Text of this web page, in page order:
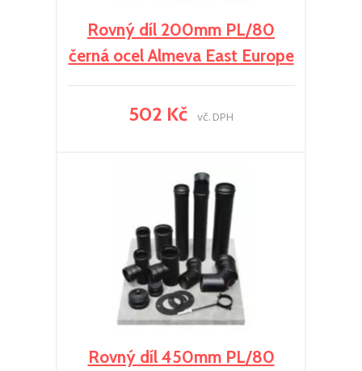
Rovný díl 200mm PL/80
černá ocel Almeva East Europe
502 Kč vč. DPH
Rovný díl 450mm PL/80